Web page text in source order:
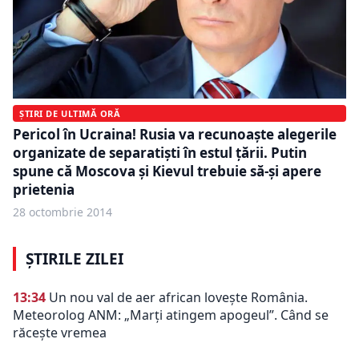
ȘTIRI DE ULTIMĂ ORĂ
Pericol în Ucraina! Rusia va recunoaşte alegerile
organizate de separatişti în estul țării. Putin
spune că Moscova și Kievul trebuie să-și apere
prietenia
28 octombrie 2014
ȘTIRILE ZILEI
13:34 Un nou val de aer african lovește România.
Meteorolog ANM: „Marți atingem apogeul”. Când se
răcește vremea